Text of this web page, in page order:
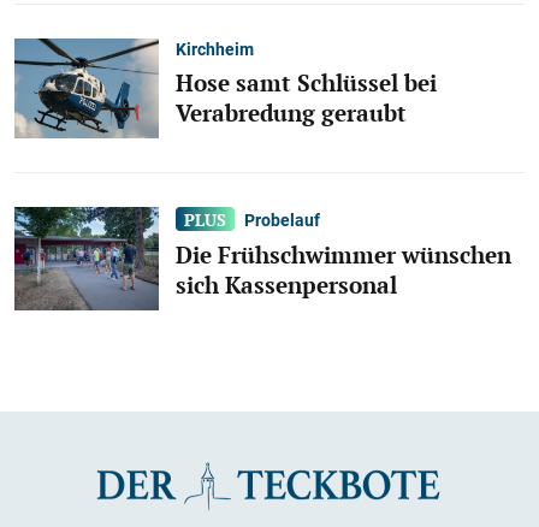
Kirchheim
Hose samt Schlüssel bei
Verabredung geraubt
Probelauf
Die Frühschwimmer wünschen
sich Kassenpersonal